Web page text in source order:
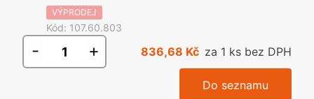
VÝPRODEJ
Kód: 107.60.803
- + 836,68 Kč za 1 ks bez DPH
Do seznamu